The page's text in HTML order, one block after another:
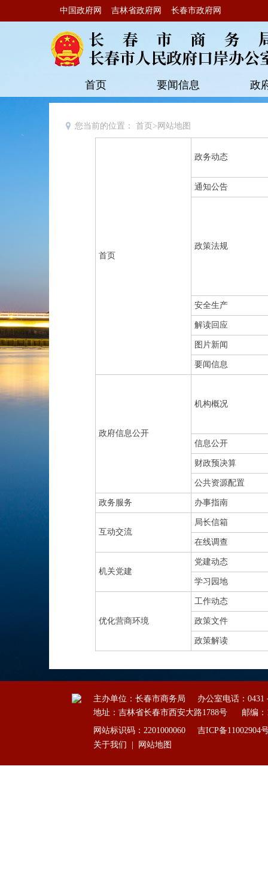
中国政府网 吉林省政府网 长春市政府网
首页 要闻信息 政
您当前的位置： 首页 > 网站地图
首页
政务动态
通知公告
政策法规
安全生产
解读回应
图片新闻
要闻信息
政府信息公开
机构概况
信息公开
财政预决算
公共资源配置
政务服务 办事指南
互动交流
局长信箱
在线调查
机关党建
党建动态
学习园地
优化营商环境
工作动态
政策文件
政策解读
主办单位：长春市商务局
办公室电话：0431
地址：吉林省长春市西安大路1788号
邮编：
网站标识码：2201000060
吉ICP备11002904
关于我们
网站地图